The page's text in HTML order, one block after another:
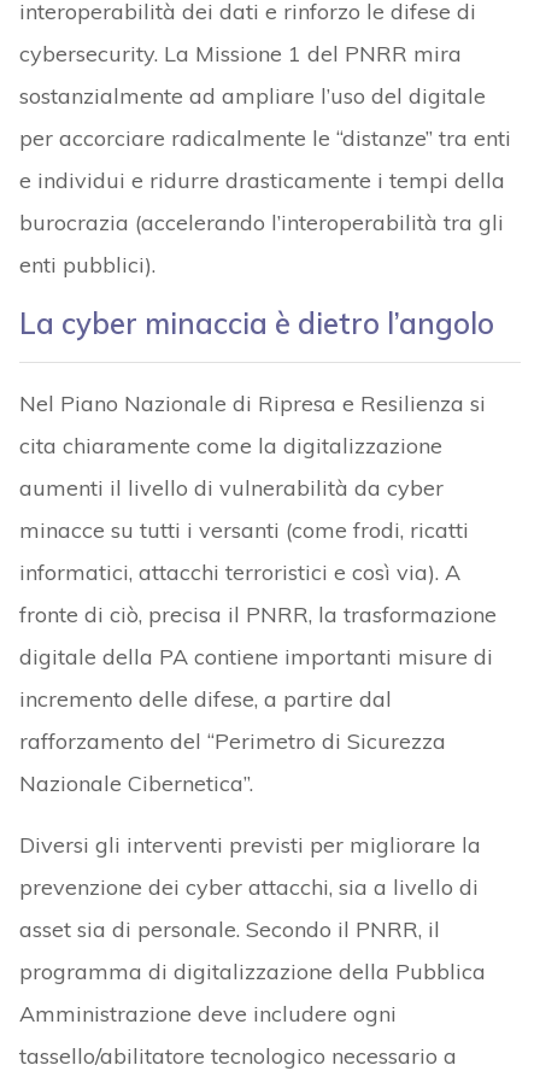
interoperabilità dei dati e rinforzo le difese di
cybersecurity. La Missione 1 del PNRR mira
sostanzialmente ad ampliare l’uso del digitale
per accorciare radicalmente le “distanze” tra enti
e individui e ridurre drasticamente i tempi della
burocrazia (accelerando l’interoperabilità tra gli
enti pubblici).
La cyber minaccia è dietro l’angolo
Nel Piano Nazionale di Ripresa e Resilienza si
cita chiaramente come la digitalizzazione
aumenti il livello di vulnerabilità da cyber
minacce su tutti i versanti (come frodi, ricatti
informatici, attacchi terroristici e così via). A
fronte di ciò, precisa il PNRR, la trasformazione
digitale della PA contiene importanti misure di
incremento delle difese, a partire dal
rafforzamento del “Perimetro di Sicurezza
Nazionale Cibernetica”.
Diversi gli interventi previsti per migliorare la
prevenzione dei cyber attacchi, sia a livello di
asset sia di personale. Secondo il PNRR, il
programma di digitalizzazione della Pubblica
Amministrazione deve includere ogni
tassello/abilitatore tecnologico necessario a